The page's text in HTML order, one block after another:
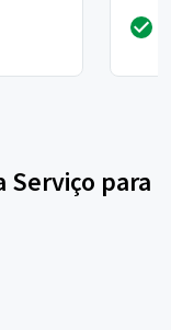
Serviço para